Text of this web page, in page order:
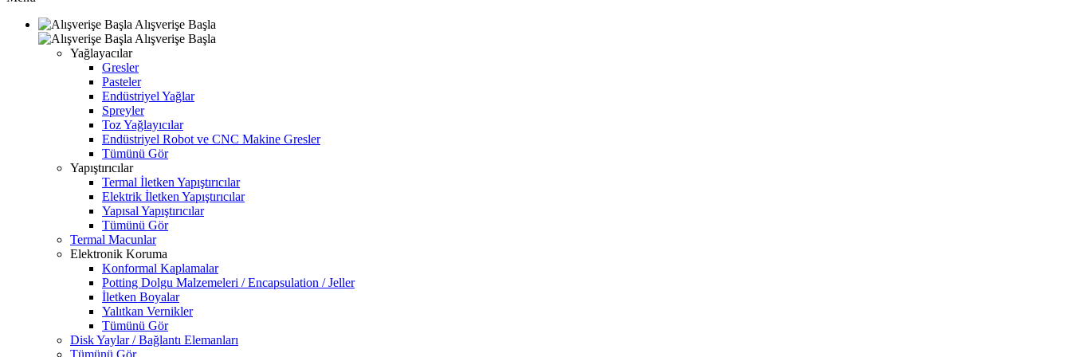
Alışverişe Başla
Alışverişe Başla
Yağlayacılar
Gresler
Pasteler
Endüstriyel Yağlar
Spreyler
Toz Yağlayıcılar
Endüstriyel Robot ve CNC Makine Gresler
Tümünü Gör
Yapıştırıcılar
Termal İletken Yapıştırıcılar
Elektrik İletken Yapıştırıcılar
Yapısal Yapıştırıcılar
Tümünü Gör
Termal Macunlar
Elektronik Koruma
Konformal Kaplamalar
Potting Dolgu Malzemeleri / Encapsulation / Jeller
İletken Boyalar
Yalıtkan Vernikler
Tümünü Gör
Disk Yaylar / Bağlantı Elemanları
Tümünü Gör